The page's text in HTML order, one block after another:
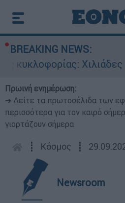
BREAKING NEWS:
Χιλιάδες
Πρωινή ενημέρωση:
➔ Δείτε τα πρωτοσέλιδα των
περισσότερα για τον καιρό
γιορτάζουν σήμερα
┋ Κόσμος ┋
Newsroom